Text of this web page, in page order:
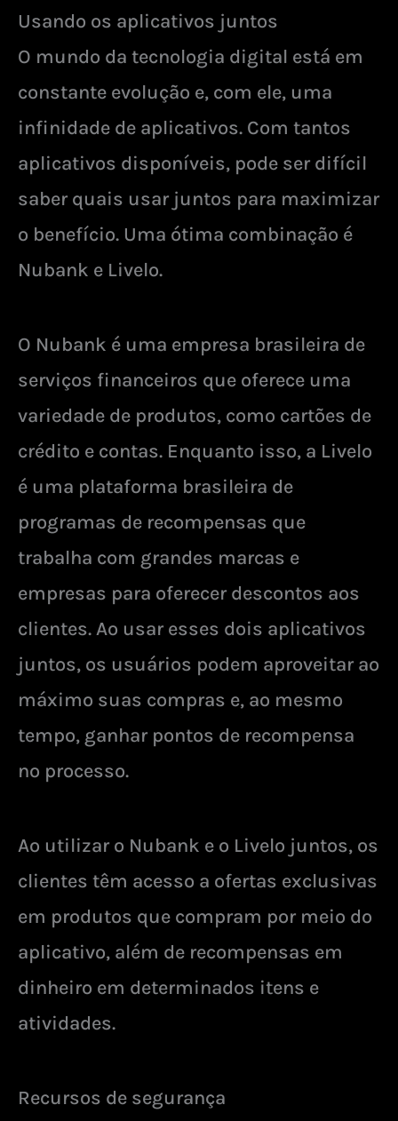
Usando os aplicativos juntos
O mundo da tecnologia digital está em
constante evolução e, com ele, uma
infinidade de aplicativos. Com tantos
aplicativos disponíveis, pode ser difícil
saber quais usar juntos para maximizar
o benefício. Uma ótima combinação é
Nubank e Livelo.
O Nubank é uma empresa brasileira de
serviços financeiros que oferece uma
variedade de produtos, como cartões de
crédito e contas. Enquanto isso, a Livelo
é uma plataforma brasileira de
programas de recompensas que
trabalha com grandes marcas e
empresas para oferecer descontos aos
clientes. Ao usar esses dois aplicativos
juntos, os usuários podem aproveitar ao
máximo suas compras e, ao mesmo
tempo, ganhar pontos de recompensa
no processo.
Ao utilizar o Nubank e o Livelo juntos, os
clientes têm acesso a ofertas exclusivas
em produtos que compram por meio do
aplicativo, além de recompensas em
dinheiro em determinados itens e
atividades.
Recursos de segurança